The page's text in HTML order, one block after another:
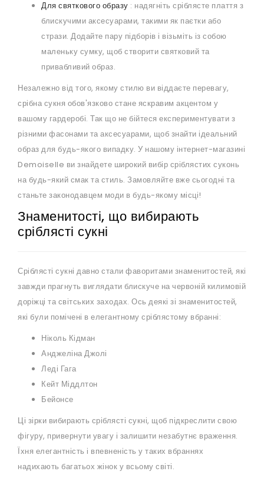
Для святкового образу : надягніть сріблясте плаття з
блискучими аксесуарами, такими як паєтки або
стрази. Додайте пару підборів і візьміть із собою
маленьку сумку, щоб створити святковий та
привабливий образ.
Незалежно від того, якому стилю ви віддаєте перевагу,
срібна сукня обов'язково стане яскравим акцентом у
вашому гардеробі. Так що не бійтеся експериментувати з
різними фасонами та аксесуарами, щоб знайти ідеальний
образ для будь-якого випадку. У нашому інтернет-магазині
Demoiselle ви знайдете широкий вибір сріблястих суконь
на будь-який смак та стиль. Замовляйте вже сьогодні та
станьте законодавцем моди в будь-якому місці!
Знаменитості, що вибирають
сріблясті сукні
Сріблясті сукні давно стали фаворитами знаменитостей, які
завжди прагнуть виглядати блискуче на червоній килимовій
доріжці та світських заходах. Ось деякі зі знаменитостей,
які були помічені в елегантному сріблястому вбранні:
Ніколь Кідман
Анджеліна Джолі
Леді Гага
Кейт Міддлтон
Бейонсе
Ці зірки вибирають сріблясті сукні, щоб підкреслити свою
фігуру, привернути увагу і залишити незабутнє враження.
Їхня елегантність і впевненість у таких вбраннях
надихають багатьох жінок у всьому світі.